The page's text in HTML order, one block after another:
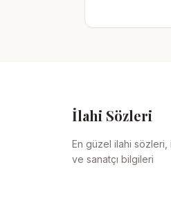
İlahi Sözleri
En güzel ilahi sözleri,
ve sanatçı bilgileri